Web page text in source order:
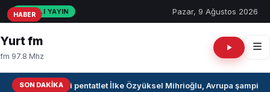
CANLI YAYIN Pazar, 9 Ağustos 2026
Yurt fm
fm 97.8 Mhz
SON DAKIKAMilli pentatlet İlke Özyüksel Mihrioğlu, Avrupa
HABER
HABER
HABER